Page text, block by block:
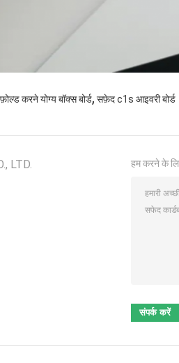
करने योग्य बॉक्स बोर्ड, सफ़ेद c1s आइवरी बोर्ड
LTD. हम करने के